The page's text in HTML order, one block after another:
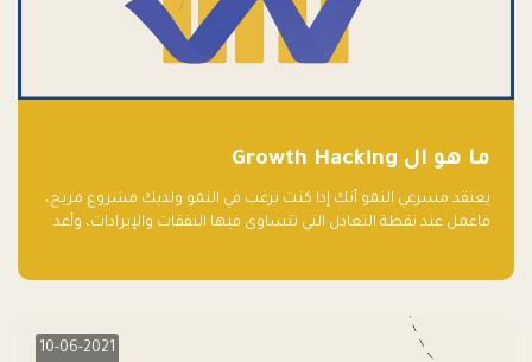
ما هو ال Growth Hacking
يعتقد مسرعي النمو أنك إذا كنت ترغب في النمو ولديك مشروع مربح،
فاعمل عند نقطة التعادل التي تتساوى فيها النفقات والإيرادات، وأعد
10-06-2021